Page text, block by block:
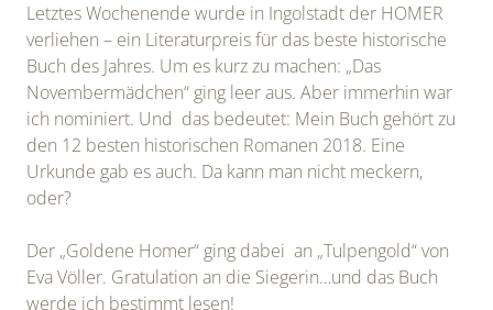
Letztes Wochenende wurde in Ingolstadt der HOMER
verliehen – ein Literaturpreis für das beste historische
Buch des Jahres. Um es kurz zu machen: „Das
Novembermädchen“ ging leer aus. Aber immerhin war
ich nominiert. Und das bedeutet: Mein Buch gehört zu
den 12 besten historischen Romanen 2018. Eine
Urkunde gab es auch. Da kann man nicht meckern,
oder?
Der „Goldene Homer“ ging dabei an „Tulpengold“ von
Eva Völler. Gratulation an die Siegerin…und das Buch
werde ich bestimmt lesen!